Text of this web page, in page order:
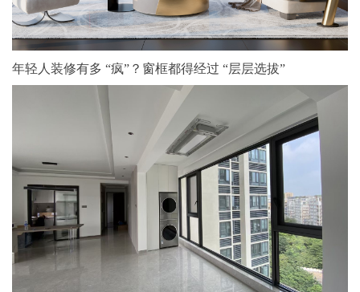
年轻人装修有多 “疯”？窗框都得经过 “层层选拔”